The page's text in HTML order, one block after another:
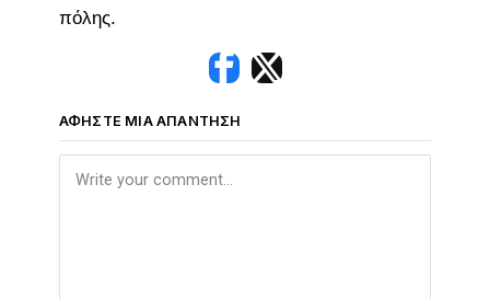
πόλης.
ΑΦΉΣΤΕ ΜΙΑ ΑΠΆΝΤΗΣΗ